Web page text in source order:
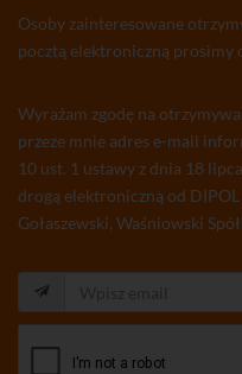
Osoby zainteresowane
pocztą elektroniczną prosimy
Wyrażam zgodę na
przeze mnie adres e-mail
10 ust. 1 ustawy z dnia 18
drogą elektroniczną od DIPOL
Gołaszewski, Waśniowski